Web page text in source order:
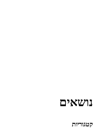
נושאים
קטגוריות